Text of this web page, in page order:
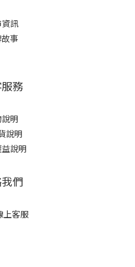
訊
事
務
明
說明
說明
們
上客服